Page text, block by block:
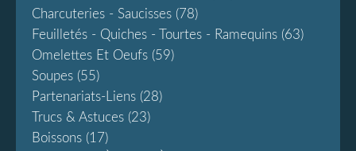
Charcuteries - Saucisses (78)
Feuilletés - Quiches - Tourtes - Ramequins (63)
Omelettes Et Oeufs (59)
Soupes (55)
Partenariats-Liens (28)
Trucs & Astuces (23)
Boissons (17)